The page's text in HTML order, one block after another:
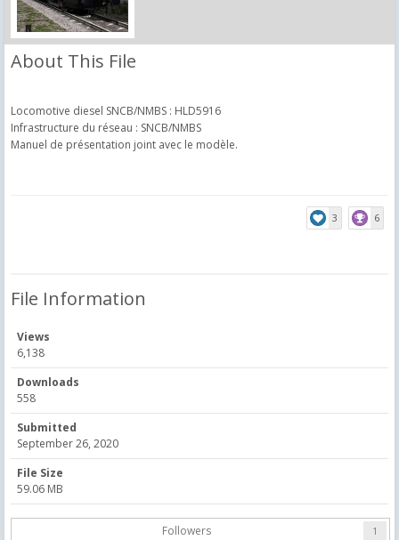
About This File
Locomotive diesel SNCB/NMBS : HLD5916
Infrastructure du réseau : SNCB/NMBS
Manuel de présentation joint avec le modèle.
3 6
File Information
Views
6,138
Downloads
558
Submitted
September 26, 2020
File Size
59.06 MB
Followers 1